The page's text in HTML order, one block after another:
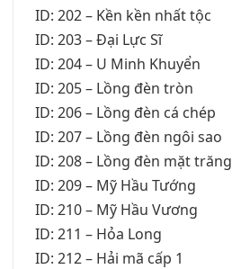
ID: 202 – Kền kền nhất tộc
ID: 203 – Đại Lực Sĩ
ID: 204 – U Minh Khuyển
ID: 205 – Lồng đèn tròn
ID: 206 – Lồng đèn cá chép
ID: 207 – Lồng đèn ngôi sao
ID: 208 – Lồng đèn mặt trăng
ID: 209 – Mỹ Hầu Tướng
ID: 210 – Mỹ Hầu Vương
ID: 211 – Hỏa Long
ID: 212 – Hải mã cấp 1